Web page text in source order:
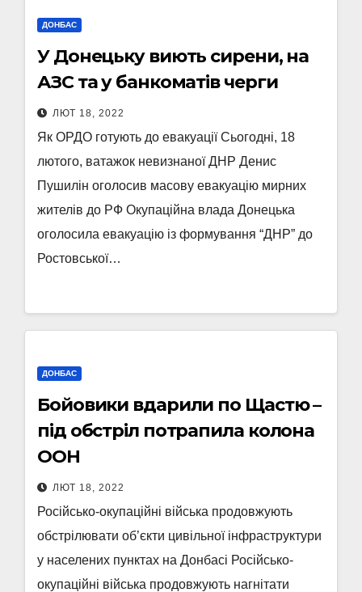
ДОНБАС
У Донецьку виють сирени, на
АЗС та у банкоматів черги
ЛЮТ 18, 2022
Як ОРДО готують до евакуації Сьогодні, 18
лютого, ватажок невизнаної ДНР Денис
Пушилін оголосив масову евакуацію мирних
жителів до РФ Окупаційна влада Донецька
оголосила евакуацію із формування “ДНР” до
Ростовської…
ДОНБАС
Бойовики вдарили по Щастю –
під обстріл потрапила колона
ООН
ЛЮТ 18, 2022
Російсько-окупаційні війська продовжують
обстрілювати об’єкти цивільної інфраструктури
у населених пунктах на Донбасі Російсько-
окупаційні війська продовжують нагнітати